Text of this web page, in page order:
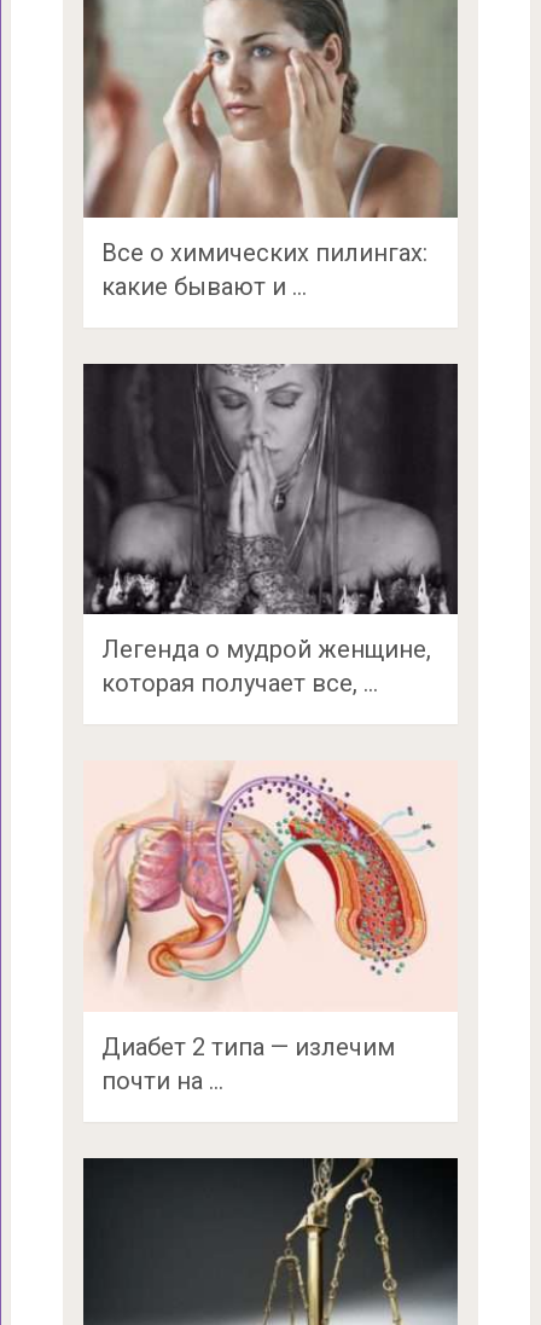
Все о химических пилингах:
какие бывают и …
Легенда о мудрой женщине,
которая получает все, …
Диабет 2 типа — излечим
почти на …